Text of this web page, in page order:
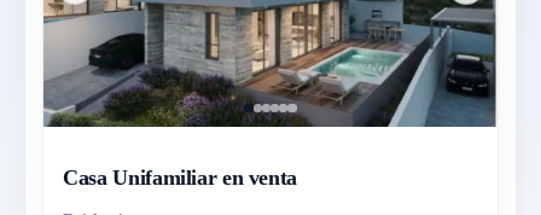
Casa Unifamiliar en venta